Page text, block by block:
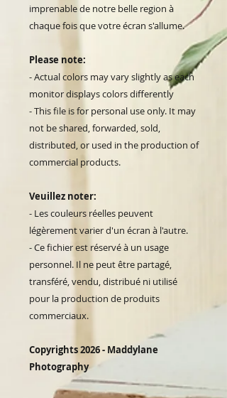
imprenable de notre belle region à
chaque fois que votre écran s'allume.
Please note:
- Actual colors may vary slightly as each
monitor displays colors differently
- This file is for personal use only. It may
not be shared, forwarded, sold,
distributed, or used in the production of
commercial products.
Veuillez noter:
- Les couleurs réelles peuvent
légèrement varier d'un écran à l'autre.
- Ce fichier est réservé à un usage
personnel. Il ne peut être partagé,
transféré, vendu, distribué ni utilisé
pour la production de produits
commerciaux.
Copyrights 2026 - Maddylane
Photography